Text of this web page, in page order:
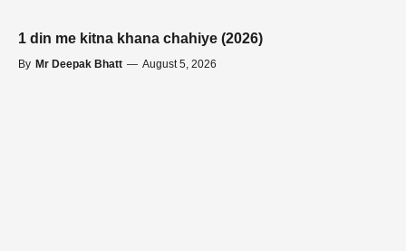
1 din me kitna khana chahiye (2026)
By Mr Deepak Bhatt — August 5, 2026